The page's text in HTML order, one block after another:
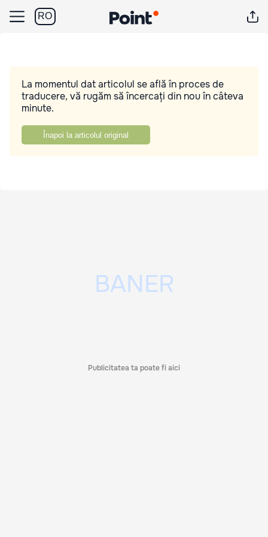
RO
La momentul dat articolul se află în proces de
traducere, vă rugăm să încercați din nou în câteva
minute.
Înapoi la articolul original
Publicitatea ta poate fi aici